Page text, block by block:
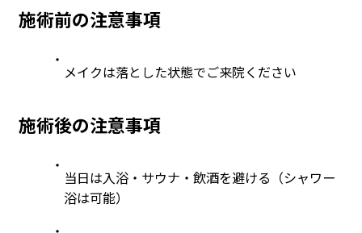
施術前の注意事項
メイクは落とした状態でご来院ください
施術後の注意事項
当日は入浴・サウナ・飲酒を避ける（シャワー
浴は可能）